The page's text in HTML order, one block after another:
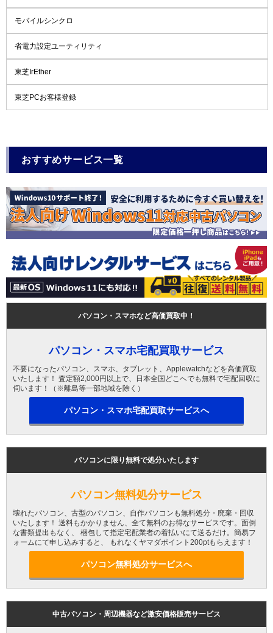
モバイルシンクロ
省電力設定ユーティリティ
東芝IrEther
東芝PCお客様登録
おすすめサービス一覧
パソコン・スマホなど高価買取中！
パソコン・スマホ宅配買取サービス
不要になったパソコン、スマホ、タブレット、Applewatchなどを高価買取
いたします！ 査定額2,000円以上で、日本全国どこへでも無料で宅配回収に
伺います！（※離島等一部地域を除く）
パソコン・スマホ宅配買取サービスへ
パソコンに限り無料で処分いたします
パソコン無料処分サービス
壊れたパソコン、古型のパソコン、自作パソコンも無料処分・廃棄・回収
いたします！ 送料もかかりません、全て無料のお得なサービスです。面倒
な書類提出もなく、 梱包して指定宅配業者の着払いにて送るだけ。簡易フ
ォームにて申し込みすると、 もれなくヤマダポイント200ptもらえます！
パソコン無料処分サービスへ
中古パソコン・周辺機器など激安価格販売サービス